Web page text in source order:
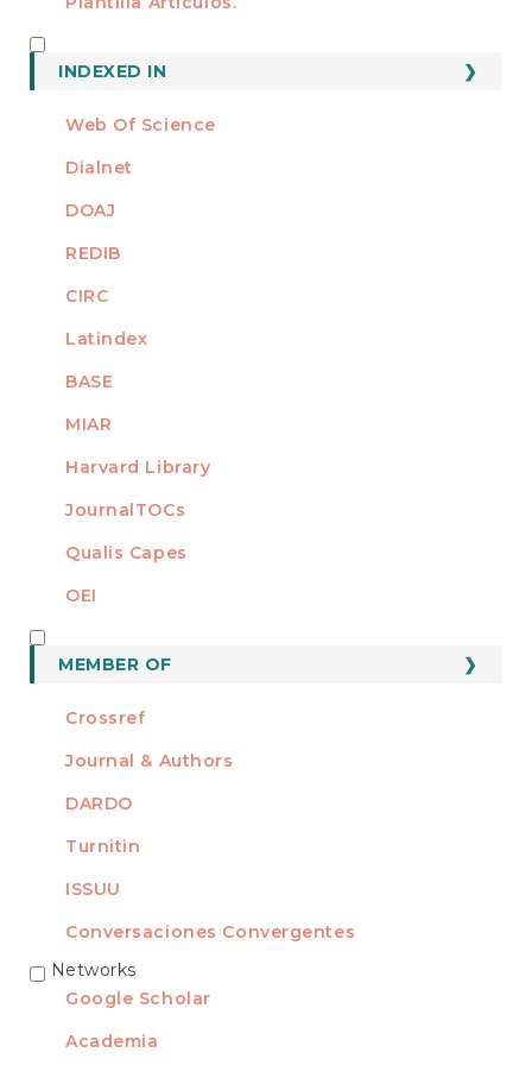
INDEXED IN
Web Of Science
Dialnet
DOAJ
REDIB
CIRC
Latindex
BASE
MIAR
Harvard Library
JournalTOCs
Qualis Capes
OEI
MEMBER OF
Crossref
Journal & Authors
DARDO
Turnitin
ISSUU
Conversaciones Convergentes
REDES
Networks
Google Scholar
Academia